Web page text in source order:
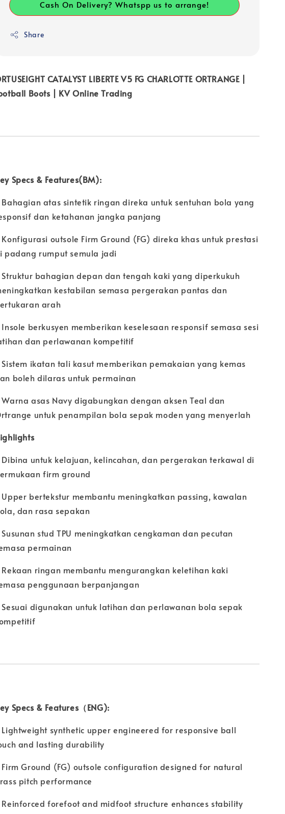
Cash On Delivery? Whatspp us to arrange!
Share
CATALYST LIBERTE V5 FG CHARLOTTE ORTRANGE |
Boots | KV Online Trading
Specs & Features(BM):
Bahagian atas sintetik ringan direka untuk sentuhan bola yang
dan ketahanan jangka panjang
Konfigurasi outsole Firm Ground (FG) direka khas untuk prestasi
padang rumput semula jadi
Struktur bahagian depan dan tengah kaki yang diperkukuh
kestabilan semasa pergerakan pantas dan
arah
Insole berkusyen memberikan keselesaan responsif semasa sesi
dan perlawanan kompetitif
Sistem ikatan tali kasut memberikan pemakaian yang kemas
boleh dilaras untuk permainan
Warna asas Navy digabungkan dengan aksen Teal dan
untuk penampilan bola sepak moden yang menyerlah
Dibina untuk kelajuan, kelincahan, dan pergerakan terkawal di
firm ground
Upper bertekstur membantu meningkatkan passing, kawalan
dan rasa sepakan
Susunan stud TPU meningkatkan cengkaman dan pecutan
permainan
Rekaan ringan membantu mengurangkan keletihan kaki
penggunaan berpanjangan
Sesuai digunakan untuk latihan dan perlawanan bola sepak
Specs & Features（ENG):
Lightweight synthetic upper engineered for responsive ball
and lasting durability
Firm Ground (FG) outsole configuration designed for natural
pitch performance
Reinforced forefoot and midfoot structure enhances stability